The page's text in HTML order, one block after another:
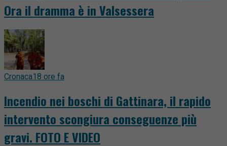
Ora il dramma è in Valsessera
Cronaca18 ore fa
Incendio nei boschi di Gattinara, il rapido
intervento scongiura conseguenze più
gravi. FOTO E VIDEO